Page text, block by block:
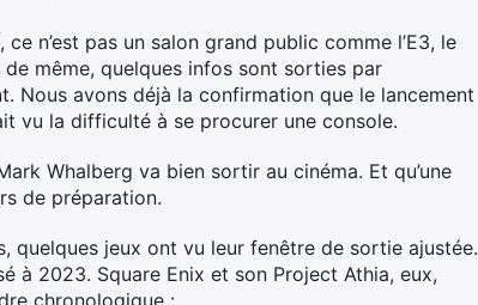
n’est pas un salon grand public comme l’E3, le
même, quelques infos sont sorties par
Nous avons déjà la confirmation que le lancement
vu la difficulté à se procurer une console.
Whalberg va bien sortir au cinéma. Et qu’une
de préparation.
quelques jeux ont vu leur fenêtre de sortie ajustée.
à 2023. Square Enix et son Project Athia, eux,
chronologique :